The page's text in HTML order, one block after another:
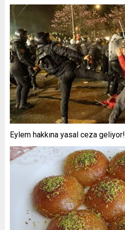
Eylem hakkına yasal ceza geliyor!